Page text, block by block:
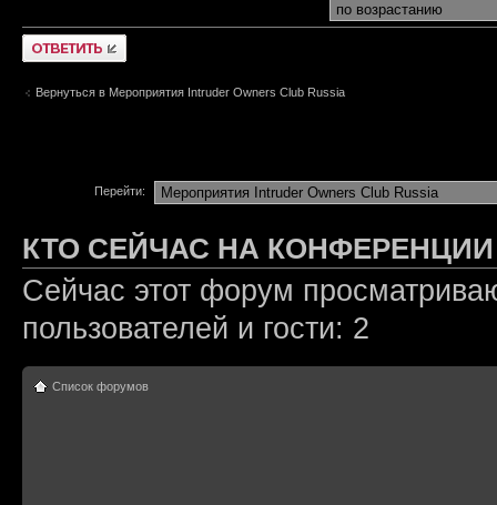
Ответить
Вернуться в Мероприятия Intruder Owners Club Russia
Перейти:
КТО СЕЙЧАС НА КОНФЕРЕНЦИИ
Сейчас этот форум
пользователей и гости: 2
Список форумов